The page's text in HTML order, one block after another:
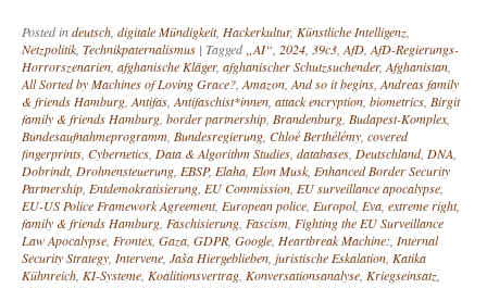
Posted indeutsch digitale Mündigkeit, Hackerkultur, Künstliche Intelligenz
Netzpolitik Technikpaternalismus | Tagged „AI“ 2024 39c3 AfD AfD-Regierungs-
Horrorszenarien afghanische Kläger, afghanischer Schutzsuchender, Afghanistan
All Sorted by Machines of Loving Grace? Amazon And so it begins Andreas family
& friends Hamburg Antifas Antifaschist*innen attack encryption biometrics Birgit
family & friends Hamburg border partnership Brandenburg Budapest-Komplex,
Bundesaufnahmeprogramm Bundesregierung Chloé Berthélémy covered
fingerprints Cybernetics Data & Algorithm Studies databases Deutschland, DNA
Dobrindt, Drohnensteuerung EBSP, Elaha Elon Musk Enhanced Border Security
Partnership Entdemokratisierung EU Commission EU surveillance apocalypse
EU-US Police Framework Agreement, European police Europol, Eva extreme right,
family & friends Hamburg Faschisierung Fascism Fighting the EU Surveillance
Law Apocalypse Frontex, Gaza GDPR Google Heartbreak Machine: Internal
Security Strategy Intervene Jaša Hiergeblieben juristische Eskalation Katika
Kühnreich KI-Systeme Koalitionsvertrag Konversationsanalyse Kriegseinsatz